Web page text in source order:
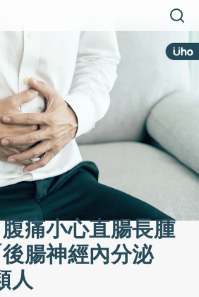
痛小心直腸長腫
腸神經內分泌
人